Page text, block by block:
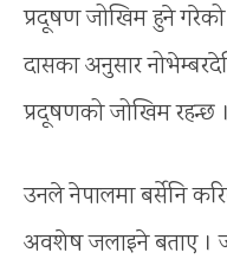
प्रदूषण जोखिम हुने गरेको
दासका अनुसार
प्रदूषणको जोखिम रहन्छ ।
उनले नेपालमा बर्सेनि
अवशेष जलाइने बताए ।